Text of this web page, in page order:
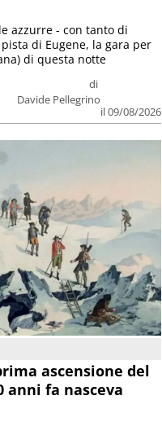
di
Davide Pellegrino
il 09/08/2026
azzurre - con tanto di
di Eugene, la gara per
di questa notte
ascensione del
anni fa nasceva